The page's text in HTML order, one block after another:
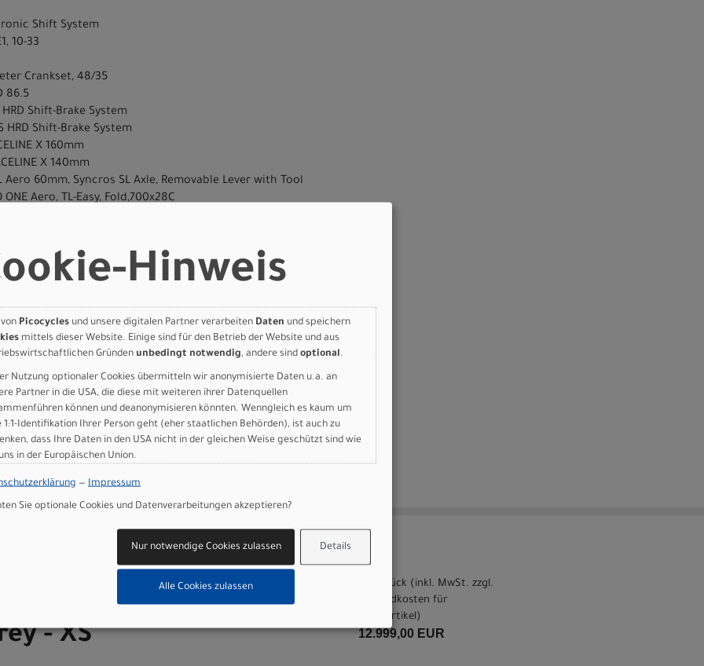
Shift System
10-33
Crankset, 48/35
86.5
Shift-Brake System
HRD Shift-Brake System
X 160mm
X 140mm
60mm, Syncros SL Axle, Removable Lever with Tool
Aero, TL-Easy, Fold,700x28C
Aero, TL-Easy, Fold,700x28C
Cut Out
Aero CFT
kg
Deutschland
grey - L
Ultimate
- XS
Art.Nr. 4253398350004
pro Stück (inkl. MwSt. zzgl.
Versandkosten für
Grossartikel )
12.999,00 EUR
Hinweis
Picocycles und unsere digitalen Partner verarbeiten Daten und speichern
mittels dieser Website. Einige sind für den Betrieb der Website und aus
Gründen unbedingt notwendig, andere sind optional.
Nutzung optionaler Cookies übermitteln wir anonymisierte Daten u.a. an
Partner in die USA, die diese mit weiteren ihrer Datenquellen
können und deanonymisieren könnten. Wenngleich es kaum um
1:1-Identifikation Ihrer Person geht (eher staatlichen Behörden), ist auch zu
dass Ihre Daten in den USA nicht in der gleichen Weise geschützt sind wie
in der Europäischen Union.
— Impressum
Sie optionale Cookies und Datenverarbeitungen akzeptieren?
Details
Nur notwendige Cookies zulassen
Alle Cookies zulassen